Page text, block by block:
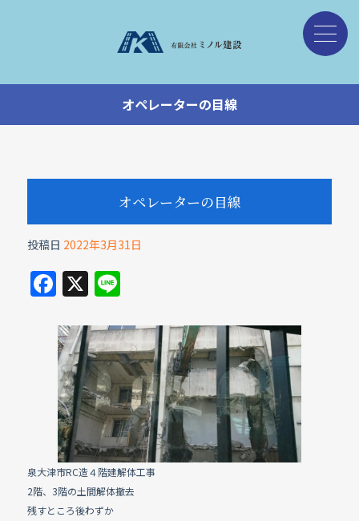
オペレーターの目線
オペレーターの目線
投稿日 2022年3月31日
F
a
c
e
b
o
o
k
X Li
e
泉大津市RC造４階建解体工事
2階、3階の土間解体撤去
残すところ後わずか